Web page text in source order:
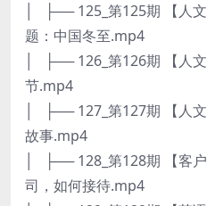
│ ├── 125_第125期 【人
题：中国冬至.mp4
│ ├── 126_第126期 【人
节.mp4
│ ├── 127_第127期 【人
故事.mp4
│ ├── 128_第128期 【客
司，如何接待.mp4